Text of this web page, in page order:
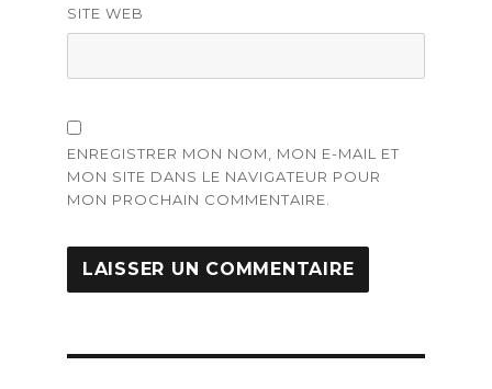
SITE WEB
ENREGISTRER MON NOM, MON E-MAIL ET
MON SITE DANS LE NAVIGATEUR POUR
MON PROCHAIN COMMENTAIRE.